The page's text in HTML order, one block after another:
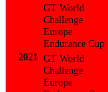
2021
GT World
Challenge
Europe
Endurance Cup
GT World
Challenge
Europe